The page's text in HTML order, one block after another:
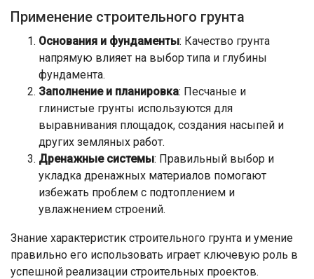
Применение строительного грунта
Основания и фундаменты: Качество грунта
напрямую влияет на выбор типа и глубины
фундамента.
Заполнение и планировка: Песчаные и
глинистые грунты используются для
выравнивания площадок, создания насыпей и
других земляных работ.
Дренажные системы: Правильный выбор и
укладка дренажных материалов помогают
избежать проблем с подтоплением и
увлажнением строений.
Знание характеристик строительного грунта и умение
правильно его использовать играет ключевую роль в
успешной реализации строительных проектов.